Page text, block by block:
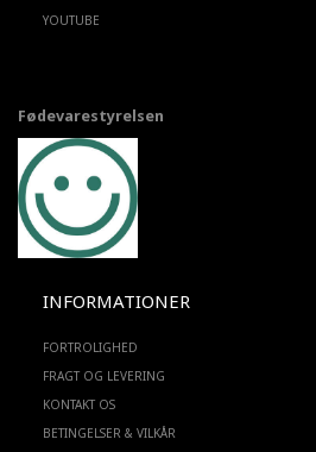
YOUTUBE
Fødevarestyrelsen
INFORMATIONER
FORTROLIGHED
FRAGT OG LEVERING
KONTAKT OS
BETINGELSER & VILKÅR